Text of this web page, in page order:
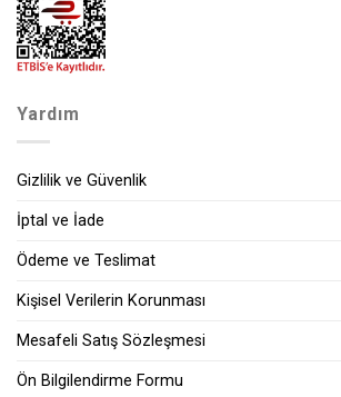
Yardım
Gizlilik ve Güvenlik
İptal ve İade
Ödeme ve Teslimat
Kişisel Verilerin Korunması
Mesafeli Satış Sözleşmesi
Ön Bilgilendirme Formu